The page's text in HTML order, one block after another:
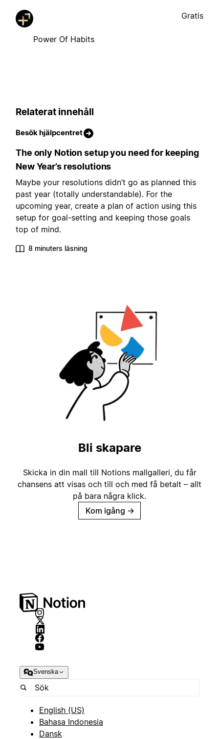
Power Of Habits
Gratis
Relaterat innehåll
Besök hjälpcentret
The only Notion setup you need for keeping
New Year’s resolutions
Maybe your resolutions didn’t go as planned this
past year (totally understandable). For the
upcoming year, create a plan of action using this
setup for goal-setting and keeping those goals
top of mind.
8 minuters läsning
Bli skapare
Skicka in din mall till Notions mallgalleri, du får
chansens att visas och till och med få betalt – allt
på bara några klick.
Kom igång →
Svenska
English (US)
Bahasa Indonesia
Dansk